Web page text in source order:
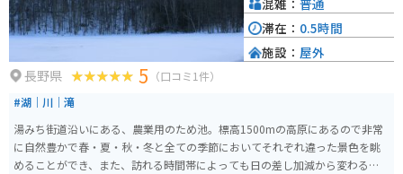
長野県 5 （口コミ1件）
#湖｜川｜滝
湯みち街道沿いにある、農業用のため池。標高1500mの高原にあるので非常
に自然豊かで春・夏・秋・冬と全ての季節においてそれぞれ違った景色を眺
めることができ、また、訪れる時間帯によっても日の差し加減から変わる景
滞在： 0.5時間
施設： 屋外